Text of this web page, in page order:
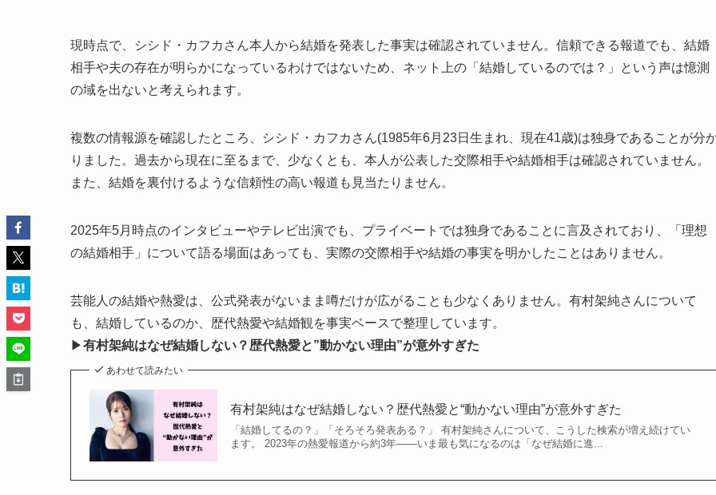
現時点で、シシド・カフカさん本人から結婚を発表した事実は確認されていません。信頼できる報道でも、結婚
相手や夫の存在が明らかになっているわけではないため、ネット上の「結婚しているのでは？」という声は憶測
の域を出ないと考えられます。
複数の情報源を確認したところ、シシド・カフカさん(1985年6月23日生まれ、現在41歳)は独身であることが分
りました。過去から現在に至るまで、少なくとも、本人が公表した交際相手や結婚相手は確認されていません。
また、結婚を裏付けるような信頼性の高い報道も見当たりません。
2025年5月時点のインタビューやテレビ出演でも、プライベートでは独身であることに言及されており、「理想
の結婚相手」について語る場面はあっても、実際の交際相手や結婚の事実を明かしたことはありません。
芸能人の結婚や熱愛は、公式発表がないまま噂だけが広がることも少なくありません。有村架純さんについて
も、結婚しているのか、歴代熱愛や結婚観を事実ベースで整理しています。
▶有村架純はなぜ結婚しない？歴代熱愛と”動かない理由”が意外すぎた
あわせて読みたい
有村架純はなぜ結婚しない？歴代熱愛と“動かない理由”が意外すぎた
「結婚してるの？」「そろそろ発表ある？」 有村架純さんについて、こうした検索が増え続けてい
ます。 2023年の熱愛報道から約3年——いま最も気になるのは「なぜ結婚に進...